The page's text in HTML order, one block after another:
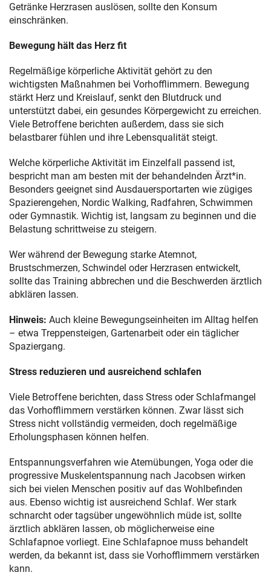
Getränke Herzrasen auslösen, sollte den Konsum
einschränken.
Bewegung hält das Herz fit
Regelmäßige körperliche Aktivität gehört zu den
wichtigsten Maßnahmen bei Vorhofflimmern. Bewegung
stärkt Herz und Kreislauf, senkt den Blutdruck und
unterstützt dabei, ein gesundes Körpergewicht zu erreichen.
Viele Betroffene berichten außerdem, dass sie sich
belastbarer fühlen und ihre Lebensqualität steigt.
Welche körperliche Aktivität im Einzelfall passend ist,
bespricht man am besten mit der behandelnden Ärzt*in.
Besonders geeignet sind Ausdauersportarten wie zügiges
Spazierengehen, Nordic Walking, Radfahren, Schwimmen
oder Gymnastik. Wichtig ist, langsam zu beginnen und die
Belastung schrittweise zu steigern.
Wer während der Bewegung starke Atemnot,
Brustschmerzen, Schwindel oder Herzrasen entwickelt,
sollte das Training abbrechen und die Beschwerden ärztlich
abklären lassen.
Hinweis: Auch kleine Bewegungseinheiten im Alltag helfen
– etwa Treppensteigen, Gartenarbeit oder ein täglicher
Spaziergang.
Stress reduzieren und ausreichend schlafen
Viele Betroffene berichten, dass Stress oder Schlafmangel
das Vorhofflimmern verstärken können. Zwar lässt sich
Stress nicht vollständig vermeiden, doch regelmäßige
Erholungsphasen können helfen.
Entspannungsverfahren wie Atemübungen, Yoga oder die
progressive Muskelentspannung nach Jacobsen wirken
sich bei vielen Menschen positiv auf das Wohlbefinden
aus. Ebenso wichtig ist ausreichend Schlaf. Wer stark
schnarcht oder tagsüber ungewöhnlich müde ist, sollte
ärztlich abklären lassen, ob möglicherweise eine
Schlafapnoe vorliegt. Eine Schlafapnoe muss behandelt
werden, da bekannt ist, dass sie Vorhofflimmern verstärken
kann.